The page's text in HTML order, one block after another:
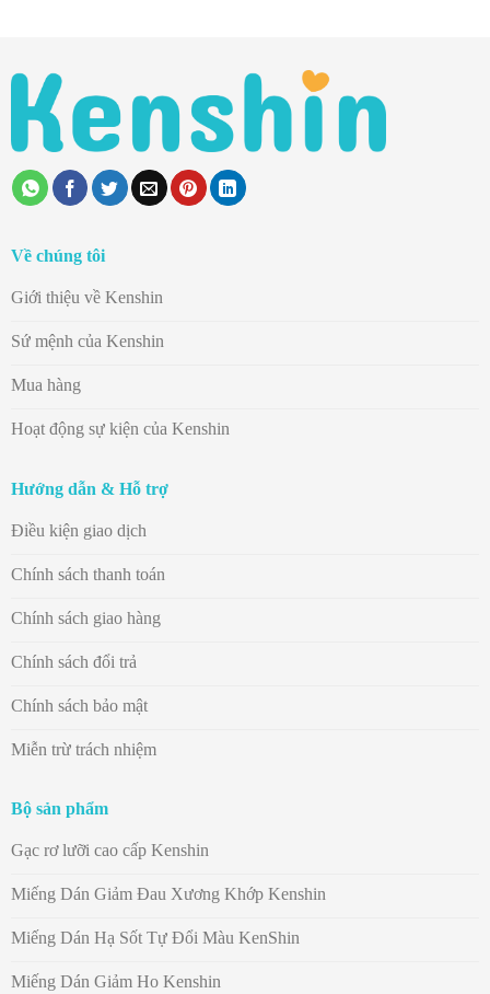
Về chúng tôi
Giới thiệu về Kenshin
Sứ mệnh của Kenshin
Mua hàng
Hoạt động sự kiện của Kenshin
Hướng dẫn & Hỗ trợ
Điều kiện giao dịch
Chính sách thanh toán
Chính sách giao hàng
Chính sách đổi trả
Chính sách bảo mật
Miễn trừ trách nhiệm
Bộ sản phẩm
Gạc rơ lưỡi cao cấp Kenshin
Miếng Dán Giảm Đau Xương Khớp Kenshin
Miếng Dán Hạ Sốt Tự Đổi Màu KenShin
Miếng Dán Giảm Ho Kenshin